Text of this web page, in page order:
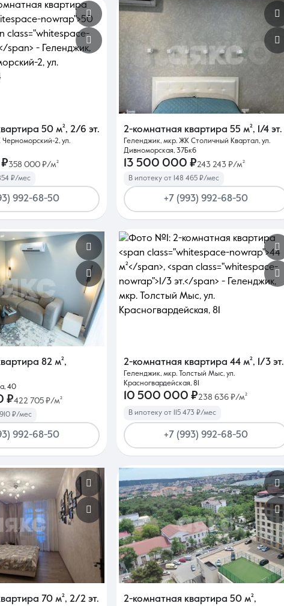
50 м², 2/6 эт.
Черноморский-2, ул.
358 000 ₽/м²
₽/мес
992-68-50
2-комнатная квартира 55 м², 1/4 эт.
Геленджик, мкр. ЖК Столичный Квартал, ул.
Дивноморская, 37Бк6
13 500 000 ₽243 243 ₽/м²
В ипотеку от 148 465 ₽/мес
+7 (993) 992-68-50
82 м²,
40
₽422 705 ₽/м²
₽/мес
992-68-50
2-комнатная квартира 44 м², 1/3 эт.
Геленджик, мкр. Толстый Мыс, ул.
Красногвардейская, 81
10 500 000 ₽238 636 ₽/м²
В ипотеку от 115 473 ₽/мес
+7 (993) 992-68-50
70 м², 2/2 эт. 2-комнатная квартира 50 м²,